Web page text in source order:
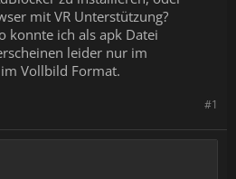
mit VR Unterstützung?
konnte ich als apk Datei
leider nur im
Vollbild Format.
#1